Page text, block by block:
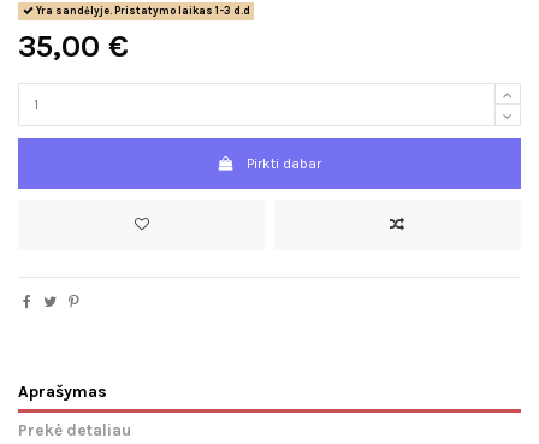
Yra sandėlyje. Pristatymo laikas 1-3 d.d
35,00 €
Pirkti dabar
Aprašymas
Prekė detaliau